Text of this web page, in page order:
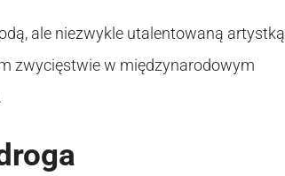
ale niezwykle utalentowaną artystką
zwycięstwie w międzynarodowym